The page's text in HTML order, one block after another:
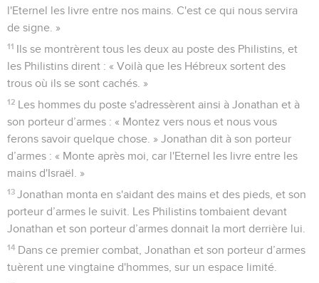
l'Eternel les livre entre nos mains. C'est ce qui nous servira
de signe. »
11 Ils se montrèrent tous les deux au poste des Philistins, et
les Philistins dirent : « Voilà que les Hébreux sortent des
trous où ils se sont cachés. »
12 Les hommes du poste s'adressèrent ainsi à Jonathan et à
son porteur d’armes : « Montez vers nous et nous vous
ferons savoir quelque chose. » Jonathan dit à son porteur
d’armes : « Monte après moi, car l'Eternel les livre entre les
mains d'Israël. »
13 Jonathan monta en s'aidant des mains et des pieds, et son
porteur d’armes le suivit. Les Philistins tombaient devant
Jonathan et son porteur d’armes donnait la mort derrière lui.
14 Dans ce premier combat, Jonathan et son porteur d’armes
tuèrent une vingtaine d'hommes, sur un espace limité.